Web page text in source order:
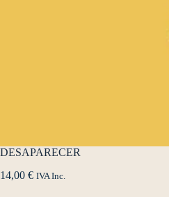
DESAPARECER
14,00 € IVA Inc.